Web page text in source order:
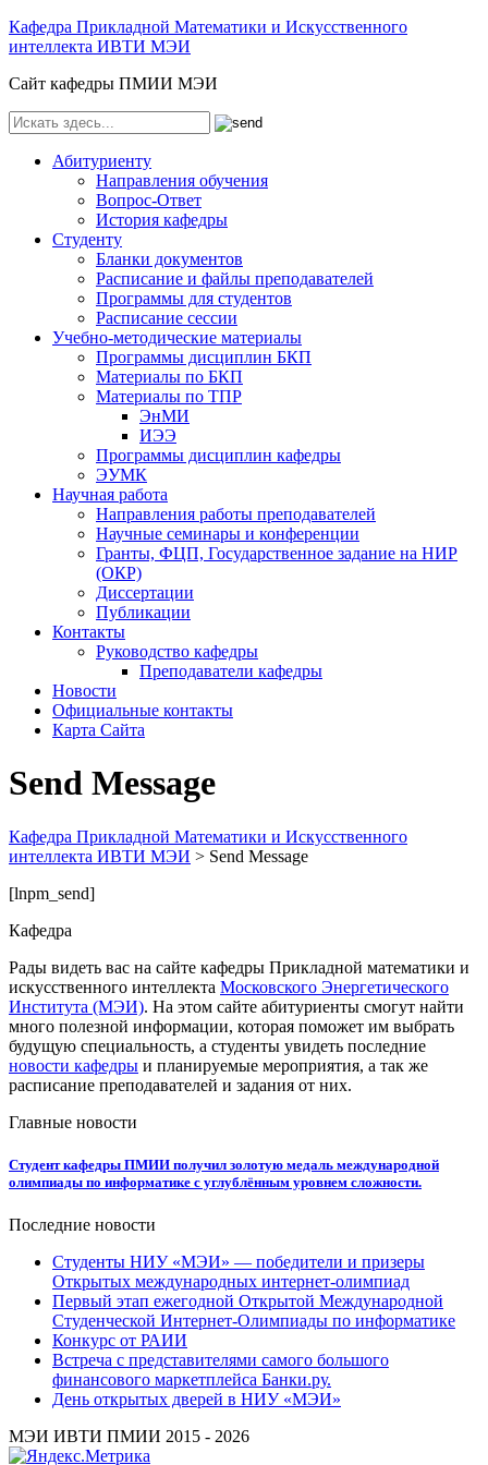
Кафедра Прикладной Математики и Искусственного
интеллекта ИВТИ МЭИ
Сайт кафедры ПМИИ МЭИ
Абитуриенту
Направления обучения
Вопрос-Ответ
История кафедры
Студенту
Бланки документов
Расписание и файлы преподавателей
Программы для студентов
Расписание сессии
Учебно-методические материалы
Программы дисциплин БКП
Материалы по БКП
Материалы по ТПР
ЭнМИ
ИЭЭ
Программы дисциплин кафедры
ЭУМК
Научная работа
Направления работы преподавателей
Научные семинары и конференции
Гранты, ФЦП, Государственное задание на НИР
(ОКР)
Диссертации
Публикации
Контакты
Руководство кафедры
Преподаватели кафедры
Новости
Официальные контакты
Карта Сайта
Send Message
Кафедра Прикладной Математики и Искусственного
интеллекта ИВТИ МЭИ > Send Message
[lnpm_send]
Кафедра
Рады видеть вас на сайте кафедры Прикладной математики и
искусственного интеллекта Московского Энергетического
Института (МЭИ). На этом сайте абитуриенты смогут найти
много полезной информации, которая поможет им выбрать
будущую специальность, а студенты увидеть последние
новости кафедры и планируемые мероприятия, а так же
расписание преподавателей и задания от них.
Главные новости
Студент кафедры ПМИИ получил золотую медаль международной
олимпиады по информатике с углублённым уровнем сложности.
Последние новости
Студенты НИУ «МЭИ» — победители и призеры
Открытых международных интернет-олимпиад
Первый этап ежегодной Открытой Международной
Студенческой Интернет-Олимпиады по информатике
Конкурс от РАИИ
Встреча с представителями самого большого
финансового маркетплейса Банки.ру.
День открытых дверей в НИУ «МЭИ»
МЭИ ИВТИ ПМИИ 2015 - 2026